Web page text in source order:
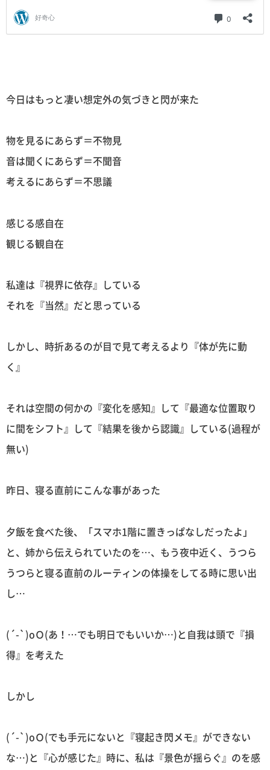
今日はもっと凄い想定外の気づきと閃が来た
物を見るにあらず＝不物見
音は聞くにあらず＝不聞音
考えるにあらず＝不思議
感じる感自在
観じる観自在
私達は『視界に依存』している
それを『当然』だと思っている
しかし、時折あるのが目で見て考えるより『体が先に動
く』
それは空間の何かの『変化を感知』して『最適な位置取り
に間をシフト』して『結果を後から認識』している(過程が
無い)
昨日、寝る直前にこんな事があった
夕飯を食べた後、「スマホ1階に置きっぱなしだったよ」
と、姉から伝えられていたのを…、もう夜中近く、うつら
うつらと寝る直前のルーティンの体操をしてる時に思い出
し…
(´-`)oＯ(あ！…でも明日でもいいか…)と自我は頭で『損
得』を考えた
しかし
(´-`)oＯ(でも手元にないと『寝起き閃メモ』ができない
な…)と『心が感じた』時に、私は『景色が揺らぐ』のを感